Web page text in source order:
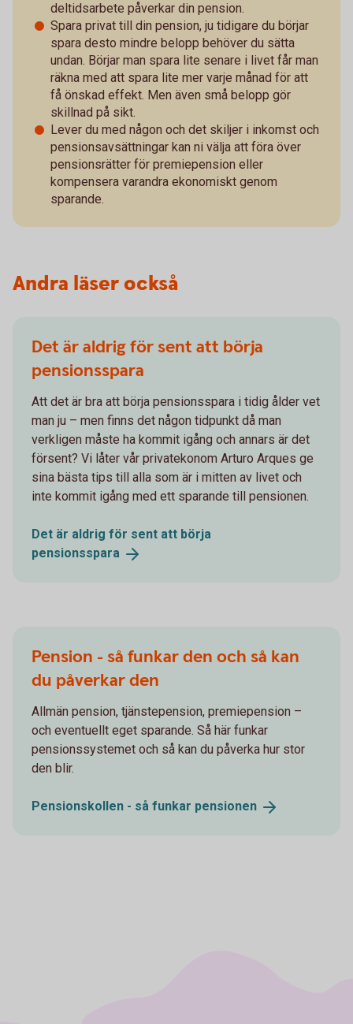
deltidsarbete påverkar din pension.
Spara privat till din pension, ju tidigare du börjar
spara desto mindre belopp behöver du sätta
undan. Börjar man spara lite senare i livet får man
räkna med att spara lite mer varje månad för att
få önskad effekt. Men även små belopp gör
skillnad på sikt.
Lever du med någon och det skiljer i inkomst och
pensionsavsättningar kan ni välja att föra över
pensionsrätter för premiepension eller
kompensera varandra ekonomiskt genom
sparande.
Andra läser också
Det är aldrig för sent att börja
pensionsspara
Att det är bra att börja pensionsspara i tidig ålder vet
man ju – men finns det någon tidpunkt då man
verkligen måste ha kommit igång och annars är det
försent? Vi låter vår privatekonom Arturo Arques ge
sina bästa tips till alla som är i mitten av livet och
inte kommit igång med ett sparande till pensionen.
Det är aldrig för sent att börja
pensionsspara
Pension - så funkar den och så kan
du påverkar den
Allmän pension, tjänstepension, premiepension –
och eventuellt eget sparande. Så här funkar
pensionssystemet och så kan du påverka hur stor
den blir.
Pensionskollen - så funkar pensionen